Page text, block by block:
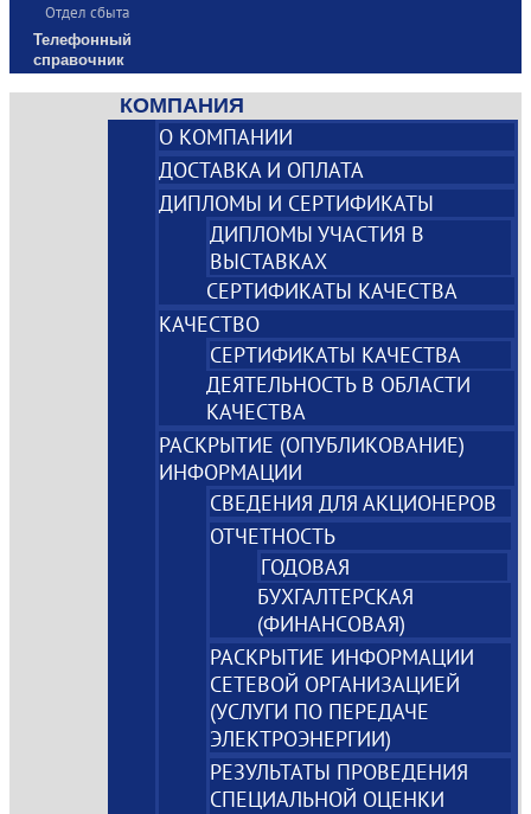
Отдел сбыта
Телефонный
справочник
КОМПАНИЯ
О КОМПАНИИ
ДОСТАВКА И ОПЛАТА
ДИПЛОМЫ И СЕРТИФИКАТЫ
ДИПЛОМЫ УЧАСТИЯ В
ВЫСТАВКАХ
СЕРТИФИКАТЫ КАЧЕСТВА
КАЧЕСТВО
СЕРТИФИКАТЫ КАЧЕСТВА
ДЕЯТЕЛЬНОСТЬ В ОБЛАСТИ
КАЧЕСТВА
РАСКРЫТИЕ (ОПУБЛИКОВАНИЕ)
ИНФОРМАЦИИ
СВЕДЕНИЯ ДЛЯ АКЦИОНЕРОВ
ОТЧЕТНОСТЬ
ГОДОВАЯ
БУХГАЛТЕРСКАЯ
(ФИНАНСОВАЯ)
РАСКРЫТИЕ ИНФОРМАЦИИ
СЕТЕВОЙ ОРГАНИЗАЦИЕЙ
(УСЛУГИ ПО ПЕРЕДАЧЕ
ЭЛЕКТРОЭНЕРГИИ)
РЕЗУЛЬТАТЫ ПРОВЕДЕНИЯ
СПЕЦИАЛЬНОЙ ОЦЕНКИ